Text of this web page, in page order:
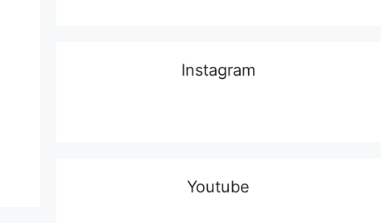
Instagram
Youtube